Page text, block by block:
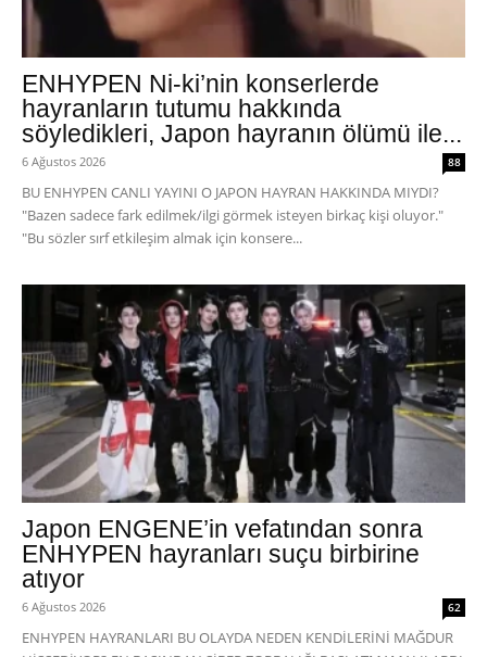
ENHYPEN Ni-ki’nin konserlerde
hayranların tutumu hakkında
söyledikleri, Japon hayranın ölümü ile...
6 Ağustos 2026 88
BU ENHYPEN CANLI YAYINI O JAPON HAYRAN HAKKINDA MIYDI?
"Bazen sadece fark edilmek/ilgi görmek isteyen birkaç kişi oluyor."
"Bu sözler sırf etkileşim almak için konsere...
Japon ENGENE’in vefatından sonra
ENHYPEN hayranları suçu birbirine
atıyor
6 Ağustos 2026 62
ENHYPEN HAYRANLARI BU OLAYDA NEDEN KENDİLERİNİ MAĞDUR